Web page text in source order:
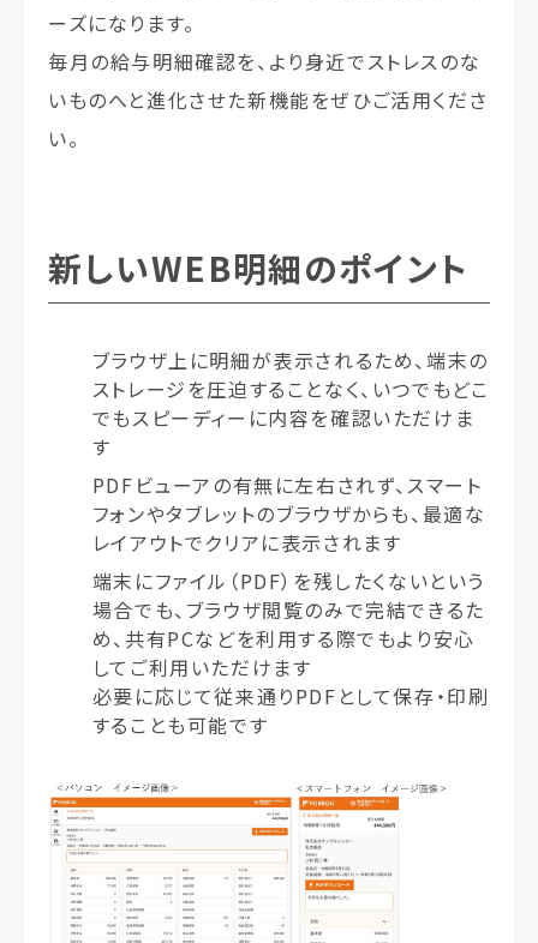
ーズになります。
毎月の給与明細確認を、より身近でストレスのな
いものへと進化させた新機能をぜひご活用くださ
い。
新しいWEB明細のポイント
ブラウザ上に明細が表示されるため、端末の
ストレージを圧迫することなく、いつでもどこ
でもスピーディーに内容を確認いただけま
す
PDFビューアの有無に左右されず、スマート
フォンやタブレットのブラウザからも、最適な
レイアウトでクリアに表示されます
端末にファイル（PDF）を残したくないという
場合でも、ブラウザ閲覧のみで完結できるた
め、共有PCなどを利用する際でもより安心
してご利用いただけます
必要に応じて従来通りPDFとして保存・印刷
することも可能です